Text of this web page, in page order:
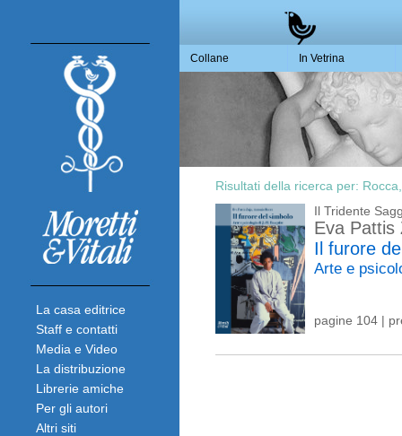
La casa editrice
Staff e contatti
Media e Video
La distribuzione
Librerie amiche
Per gli autori
Altri siti
Collane In Vetrina
Risultati della ricerca per:
Il Tridente
Eva
Il furore
Arte e
pagine 104 |